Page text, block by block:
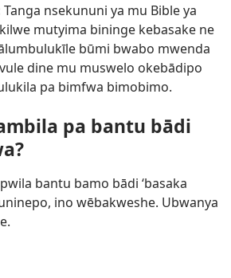
Tanga nsekununi ya mu Bible ya
mutyima bininge kebasake ne
būmi bwabo mwenda
dine mu muswelo okebādipo
pa bimfwa bimobimo.
pa bantu bādi
bantu bamo bādi ‘basaka
ino wēbakweshe. Ubwanya